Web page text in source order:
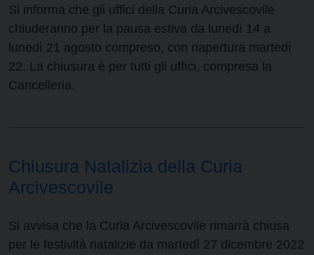
Si informa che gli uffici della Curia Arcivescovile
chiuderanno per la pausa estiva da lunedì 14 a
lunedì 21 agosto compreso, con riapertura martedì
22. La chiusura è per tutti gli uffici, compresa la
Cancelleria.
Chiusura Natalizia della Curia
Arcivescovile
Si avvisa che la Curia Arcivescovile rimarrà chiusa
per le festività natalizie da martedì 27 dicembre 2022